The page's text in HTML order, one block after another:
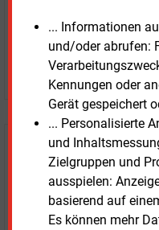
... Informationen
und/oder abrufen:
Kennungen oder
Gerät gespeichert
... Personalisierte
und
Zielgruppen und
ausspielen:
basierend auf
Es können mehr
+ zwei Ausgaben
ohne automatische
JETZT KOSTENLOS
Login für Kunden